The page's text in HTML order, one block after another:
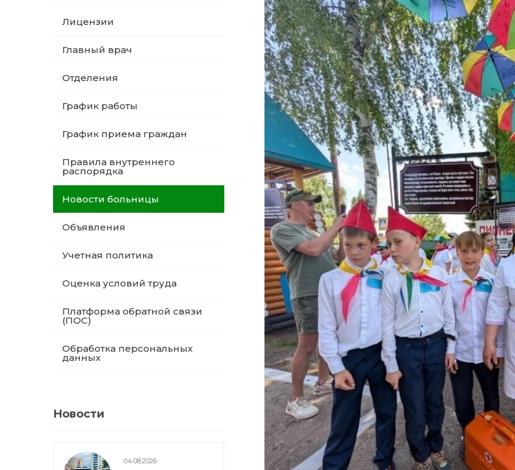
Лицензии
Главный врач
Отделения
График работы
График приема граждан
Правила внутреннего
распорядка
Новости больницы
Объявления
Учетная политика
Оценка условий труда
Платформа обратной связи
(ПОС)
Обработка персональных
данных
Новости
04.08.2026